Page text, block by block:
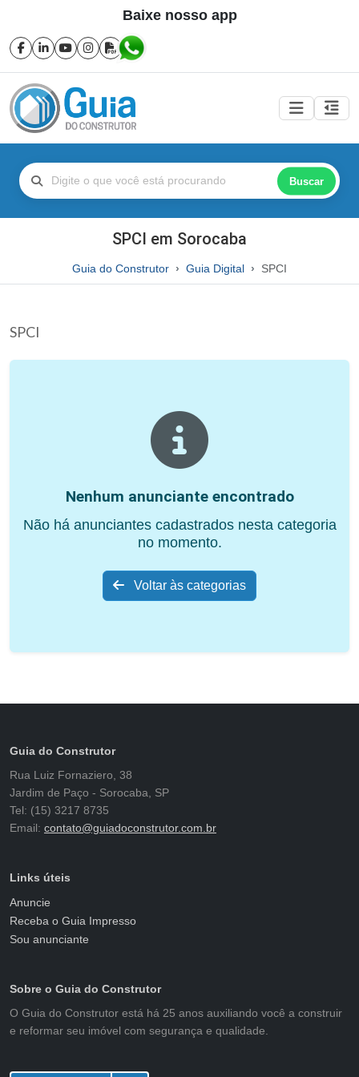
Baixe nosso app
Buscar
SPCI em Sorocaba
Guia do Construtor Guia Digital SPCI
SPCI
Nenhum anunciante encontrado
Não há anunciantes cadastrados nesta categoria
no momento.
Voltar às categorias
Guia do Construtor
Rua Luiz Fornaziero, 38
Jardim de Paço - Sorocaba, SP
Tel: (15) 3217 8735
Email: contato@guiadoconstrutor.com.br
Links úteis
Anuncie
Receba o Guia Impresso
Sou anunciante
Sobre o Guia do Construtor
O Guia do Construtor está há 25 anos auxiliando você a construir
e reformar seu imóvel com segurança e qualidade.